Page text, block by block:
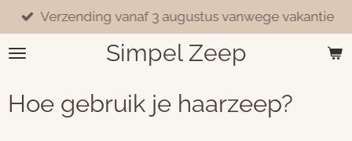
Ga
direct
naar
hoofdinhoud
Simpel Zeep
Verzending vanaf 3 augustus vanwege vakantie
Hoe gebruik je haarzeep?